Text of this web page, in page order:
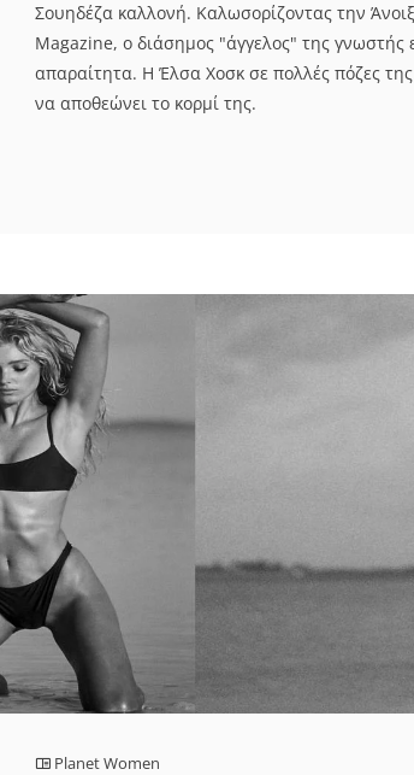
Σουηδέζα καλλονή. Καλωσορίζοντας την
Magazine, ο διάσημος "άγγελος" της γνωστής
απαραίτητα. Η Έλσα Χοσκ σε πολλές πόζες
να αποθεώνει το κορμί της.
Planet Women